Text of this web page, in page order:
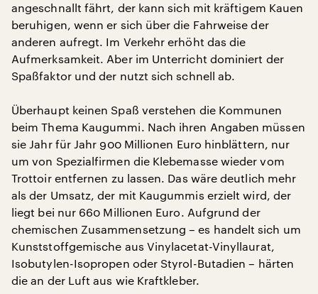
angeschnallt fährt, der kann sich mit kräftigem Kauen
beruhigen, wenn er sich über die Fahrweise der
anderen aufregt. Im Verkehr erhöht das die
Aufmerksamkeit. Aber im Unterricht dominiert der
Spaßfaktor und der nutzt sich schnell ab.
Überhaupt keinen Spaß verstehen die Kommunen
beim Thema Kaugummi. Nach ihren Angaben müssen
sie Jahr für Jahr 900 Millionen Euro hinblättern, nur
um von Spezialfirmen die Klebemasse wieder vom
Trottoir entfernen zu lassen. Das wäre deutlich mehr
als der Umsatz, der mit Kaugummis erzielt wird, der
liegt bei nur 660 Millionen Euro. Aufgrund der
chemischen Zusammensetzung – es handelt sich um
Kunststoffgemische aus Vinylacetat-Vinyllaurat,
Isobutylen-Isopropen oder Styrol-Butadien – härten
die an der Luft aus wie Kraftkleber.